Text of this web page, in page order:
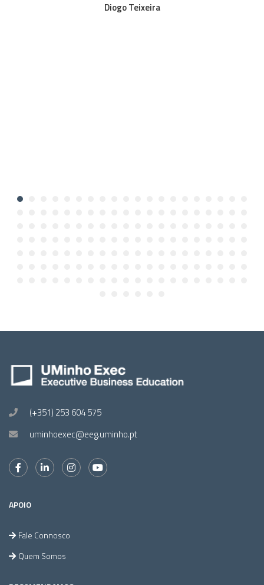
Diogo Teixeira
(+351) 253 604 575
uminhoexec@eeg.uminho.pt
APOIO
Fale Connosco
Quem Somos